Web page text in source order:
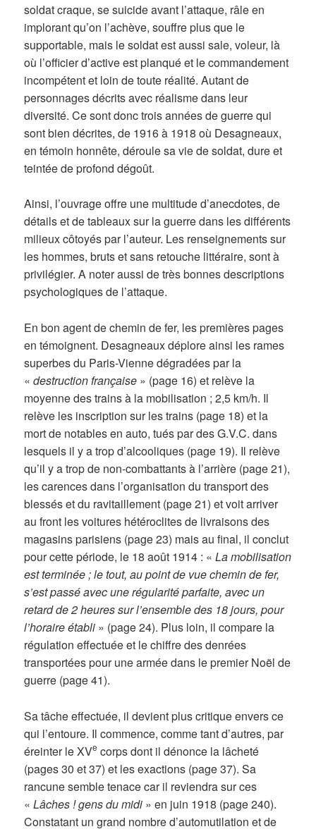
soldat craque, se suicide avant l’attaque, râle en
implorant qu’on l’achève, souffre plus que le
supportable, mais le soldat est aussi sale, voleur, là
où l’officier d’active est planqué et le commandement
incompétent et loin de toute réalité. Autant de
personnages décrits avec réalisme dans leur
diversité. Ce sont donc trois années de guerre qui
sont bien décrites, de 1916 à 1918 où Desagneaux,
en témoin honnête, déroule sa vie de soldat, dure et
teintée de profond dégoût.
Ainsi, l’ouvrage offre une multitude d’anecdotes, de
détails et de tableaux sur la guerre dans les différents
milieux côtoyés par l’auteur. Les renseignements sur
les hommes, bruts et sans retouche littéraire, sont à
privilégier. A noter aussi de très bonnes descriptions
psychologiques de l’attaque.
En bon agent de chemin de fer, les premières pages
en témoignent. Desagneaux déplore ainsi les rames
superbes du Paris-Vienne dégradées par la
«destruction française » (page 16) et relève la
moyenne des trains à la mobilisation ; 2,5 km/h. Il
relève les inscription sur les trains (page 18) et la
mort de notables en auto, tués par des G.V.C. dans
lesquels il y a trop d’alcooliques (page 19). Il relève
qu’il y a trop de non-combattants à l’arrière (page 21),
les carences dans l’organisation du transport des
blessés et du ravitaillement (page 21) et voit arriver
au front les voitures hétéroclites de livraisons des
magasins parisiens (page 23) mais au final, il conclut
pour cette période, le 18 août 1914 : «La mobilisation
est terminée ; le tout, au point de vue chemin de fer,
s’est passé avec une régularité parfaite, avec un
retard de 2 heures sur l’ensemble des 18 jours, pour
l’horaire établi » (page 24). Plus loin, il compare la
régulation effectuée et le chiffre des denrées
transportées pour une armée dans le premier Noël de
guerre (page 41).
Sa tâche effectuée, il devient plus critique envers ce
qui l’entoure. Il commence, comme tant d’autres, par
éreinter le XVe corps dont il dénonce la lâcheté
(pages 30 et 37) et les exactions (page 37). Sa
rancune semble tenace car il reviendra sur ces
«Lâches ! gens du midi » en juin 1918 (page 240).
Constatant un grand nombre d’automutilation et de